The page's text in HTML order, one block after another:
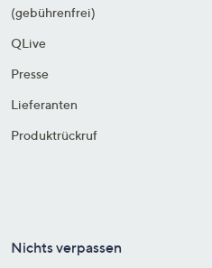
(gebührenfrei)
QLive
Presse
Lieferanten
Produktrückruf
Nichts verpassen